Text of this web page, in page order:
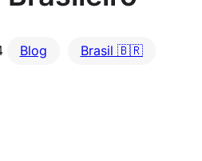
Blog Brasil 🇧🇷